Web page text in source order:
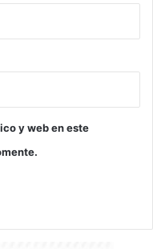
y web en este